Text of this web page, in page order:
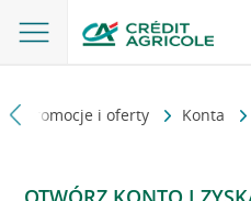
Promocje i oferty Konta